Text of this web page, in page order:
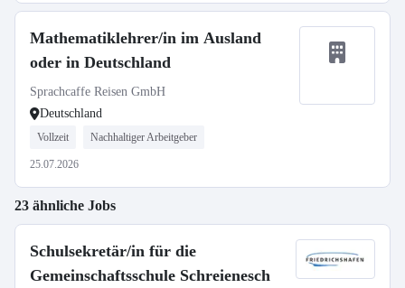
Mathematiklehrer/in im Ausland
oder in Deutschland
Sprachcaffe Reisen GmbH
Deutschland
Vollzeit Nachhaltiger Arbeitgeber
25.07.2026
23 ähnliche Jobs
Schulsekretär/in für die
Gemeinschaftsschule Schreienesch